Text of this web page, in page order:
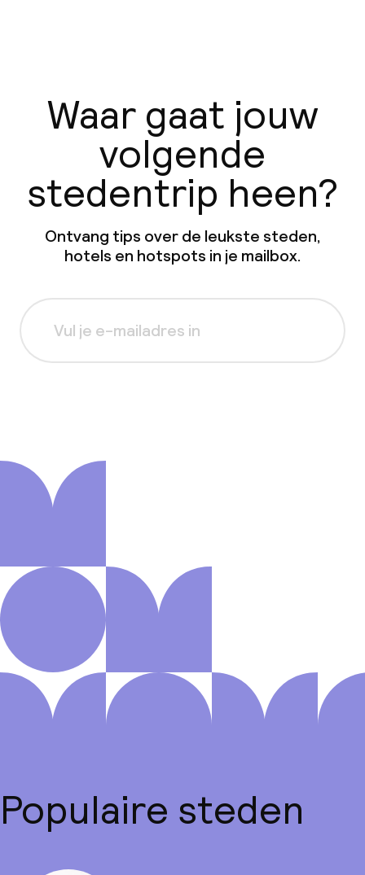
Waar gaat jouw
volgende
stedentrip heen?
Ontvang tips over de leukste steden,
hotels en hotspots in je mailbox.
Populaire steden